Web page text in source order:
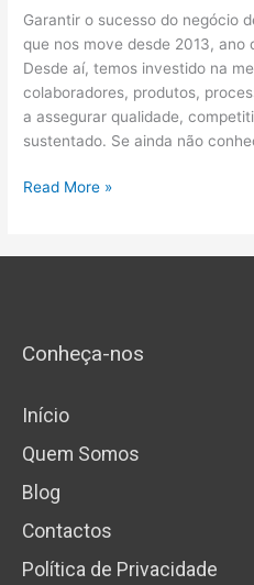
Garantir o sucesso do negócio
que nos move desde 2013, ano
Desde aí, temos investido na
colaboradores, produtos,
a assegurar qualidade,
sustentado. Se ainda não
diferencia?
Read More »
Conheça-nos
Início
Quem Somos
Blog
Contactos
Política de Privacidade